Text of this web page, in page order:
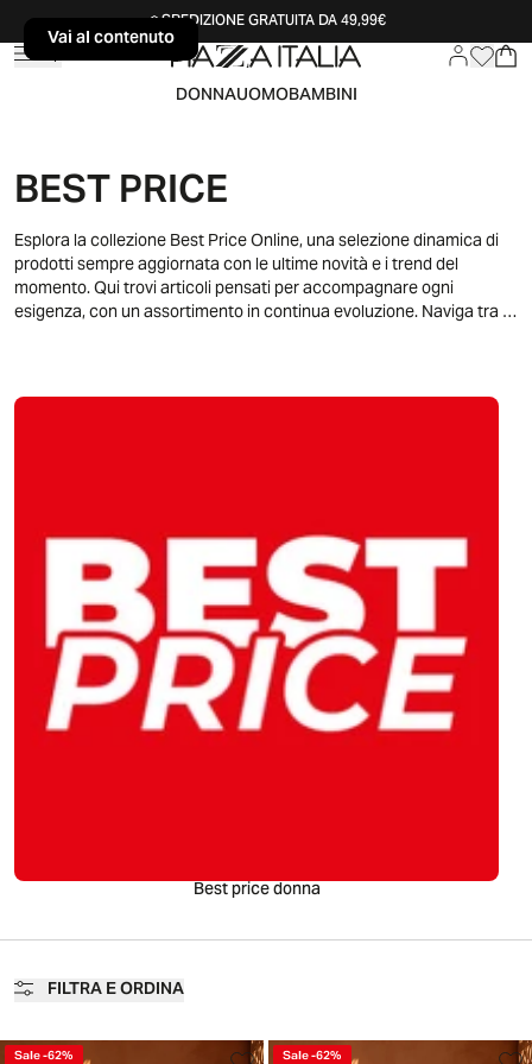
Vai al contenutoSPEDIZIONE GRATUITA DA 49,99€
DONNAUOMOBAMBINI
BEST PRICE
Esplora la collezione Best Price Online, una selezione dinamica di
prodotti sempre aggiornata con le ultime novità e i trend del
momento. Qui trovi articoli pensati per accompagnare ogni
esigenza, con un assortimento in continua evoluzione. Naviga tra le
Best price donna
FILTRA E ORDINA
Sale-62% Sale-62%
Vai al contenuto